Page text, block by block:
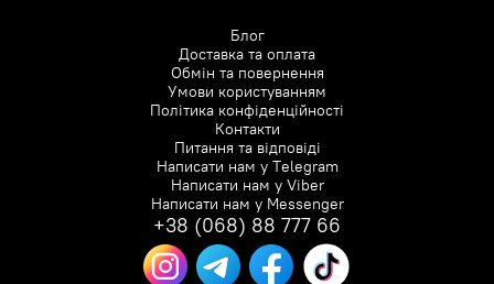
Блог
Доставка та оплата
Обмін та повернення
Умови користуванням
Політика конфіденційності
Контакти
Питання та відповіді
Написати нам уTelegram
Написати нам уViber
Написати нам уMessenger
+38 (068) 88 777 66